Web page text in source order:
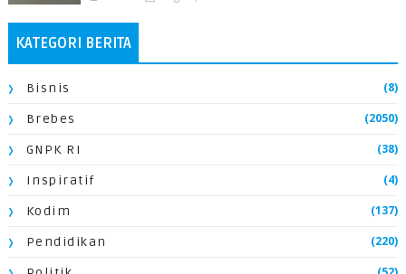
KATEGORI BERITA
Bisnis (8)
Brebes (2050)
GNPK RI (38)
Inspiratif (4)
Kodim (137)
Pendidikan (220)